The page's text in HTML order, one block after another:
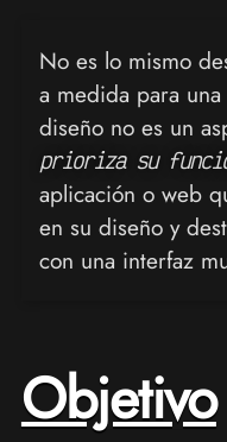
No es lo mismo
a medida para
diseño no es un
prioriza su
aplicación o web
en su diseño y
con una interfaz
Objetivo